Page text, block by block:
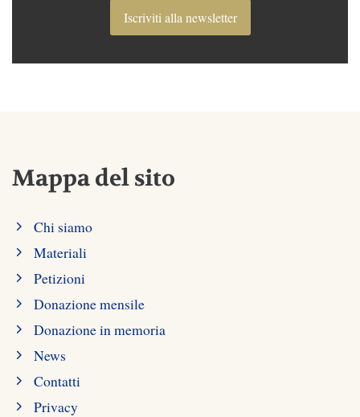
Iscriviti alla newsletter
Mappa del sito
Chi siamo
Materiali
Petizioni
Donazione mensile
Donazione in memoria
News
Contatti
Privacy